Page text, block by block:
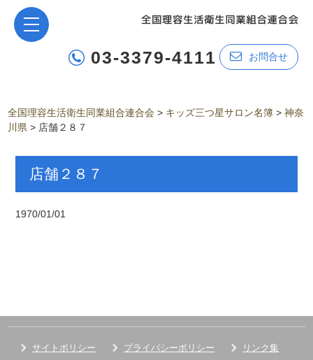
03-3379-4111 お問合せ
全国理容生活衛生同業組合連合会 > キッズ三つ星サロン名簿 >神奈
川県 > 店舗２８７
店舗２８７
1970/01/01
サイトポリシー プライバシーポリシー
リンク集